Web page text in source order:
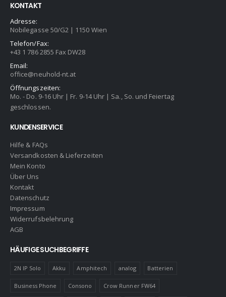
KONTAKT
Adresse:
Nobilegasse 50/G2 | 1150 Wien
Telefon/Fax:
+43 1 786 2855 Fax DW28
Email:
office@neuhold-nt.at
Öffnungszeiten:
Mo. - Do. 9-16 Uhr | Fr. 9-14 Uhr | Sa., So. und Feiertag
geschlossen.
KUNDENSERVICE
Hilfe & FAQs
Versandkosten & Lieferzeiten
Mein Konto
Über Uns
Kontakt
Datenschutz
Impressum
Widerrufsbelehrung
AGB
HÄUFIGE SUCHBEGRIFFE
2N IP Solo Akku Amphitech analog Batterien
Business Phone Consono Crow Runner FW64